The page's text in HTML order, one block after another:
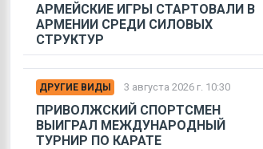
АРМЕЙСКИЕ ИГРЫ СТАРТОВАЛИ В
АРМЕНИИ СРЕДИ СИЛОВЫХ
СТРУКТУР
ДРУГИЕ ВИДЫ 3 августа 2026 г. 10:30
ПРИВОЛЖСКИЙ СПОРТСМЕН
ВЫИГРАЛ МЕЖДУНАРОДНЫЙ
ТУРНИР ПО КАРАТЕ